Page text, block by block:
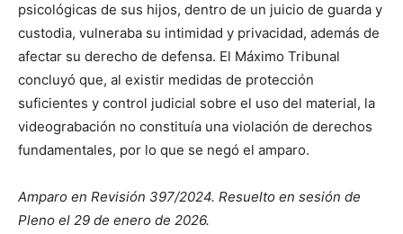
psicológicas de sus hijos, dentro de un juicio de guarda y
custodia, vulneraba su intimidad y privacidad, además de
afectar su derecho de defensa. El Máximo Tribunal
concluyó que, al existir medidas de protección
suficientes y control judicial sobre el uso del material, la
videograbación no constituía una violación de derechos
fundamentales, por lo que se negó el amparo.
Amparo en Revisión 397/2024. Resuelto en sesión de
Pleno el 29 de enero de 2026.